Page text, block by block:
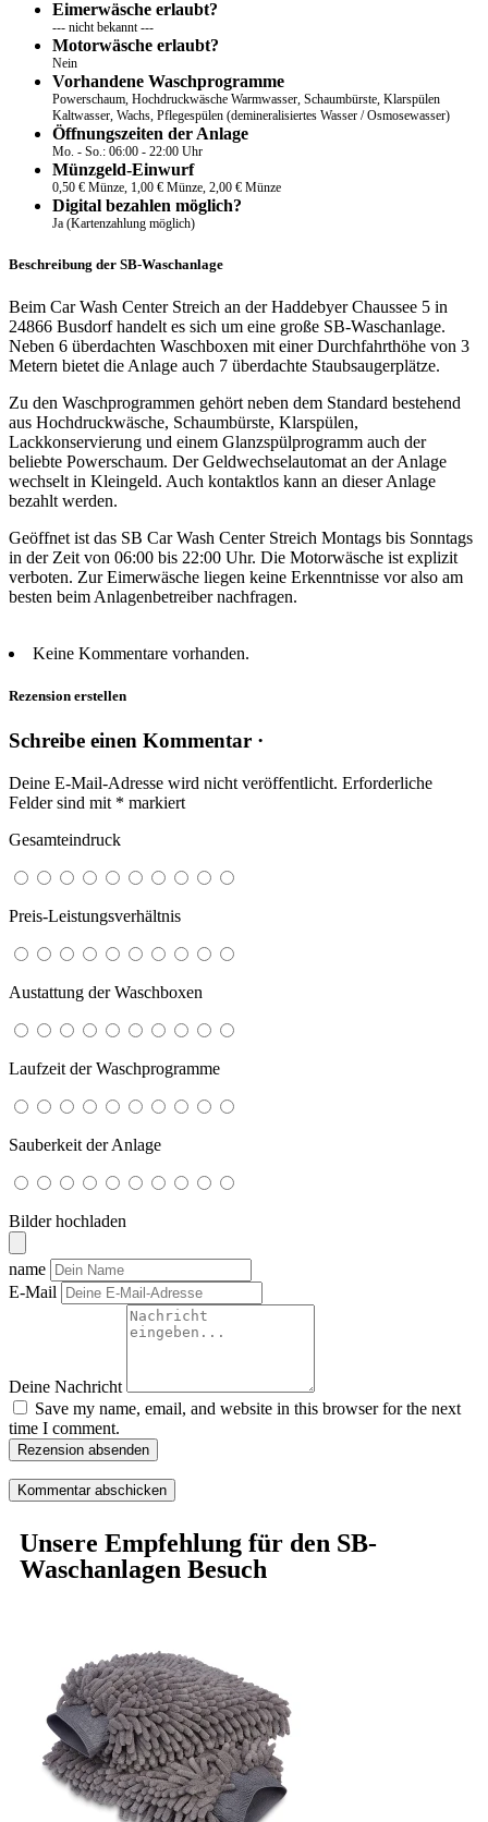
Eimerwäsche erlaubt?
--- nicht bekannt ---
Motorwäsche erlaubt?
Nein
Vorhandene Waschprogramme
Powerschaum, Hochdruckwäsche Warmwasser, Schaumbürste, Klarspülen
Kaltwasser, Wachs, Pflegespülen (demineralisiertes Wasser / Osmosewasser)
Öffnungszeiten der Anlage
Mo. - So.: 06:00 - 22:00 Uhr
Münzgeld-Einwurf
0,50 € Münze, 1,00 € Münze, 2,00 € Münze
Digital bezahlen möglich?
Ja (Kartenzahlung möglich)
Beschreibung der SB-Waschanlage
Beim Car Wash Center Streich an der Haddebyer Chaussee 5 in
24866 Busdorf handelt es sich um eine große SB-Waschanlage.
Neben 6 überdachten Waschboxen mit einer Durchfahrthöhe von 3
Metern bietet die Anlage auch 7 überdachte Staubsaugerplätze.
Zu den Waschprogrammen gehört neben dem Standard bestehend
aus Hochdruckwäsche, Schaumbürste, Klarspülen,
Lackkonservierung und einem Glanzspülprogramm auch der
beliebte Powerschaum. Der Geldwechselautomat an der Anlage
wechselt in Kleingeld. Auch kontaktlos kann an dieser Anlage
bezahlt werden.
Geöffnet ist das SB Car Wash Center Streich Montags bis Sonntags
in der Zeit von 06:00 bis 22:00 Uhr. Die Motorwäsche ist explizit
verboten. Zur Eimerwäsche liegen keine Erkenntnisse vor also am
besten beim Anlagenbetreiber nachfragen.
Keine Kommentare vorhanden.
Rezension erstellen
Schreibe einen Kommentar ·
Deine E-Mail-Adresse wird nicht veröffentlicht. Erforderliche
Felder sind mit * markiert
Gesamteindruck
Preis-Leistungsverhältnis
Austattung der Waschboxen
Laufzeit der Waschprogramme
Sauberkeit der Anlage
Bilder hochladen
name
E-Mail
Deine Nachricht
Save my name, email, and website in this browser for the next
time I comment.
Rezension absenden
Unsere Empfehlung für den SB-
Waschanlagen Besuch